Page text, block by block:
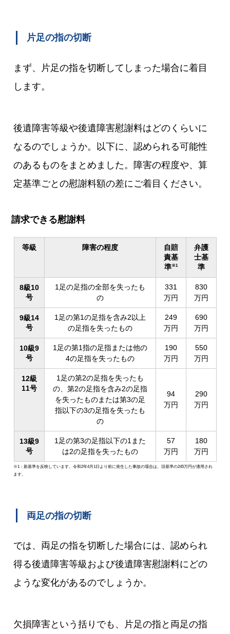
片足の指の切断
まず、片足の指を切断してしまった場合に着目
します。
後遺障害等級や後遺障害慰謝料はどのくらいに
なるのでしょうか。以下に、認められる可能性
のあるものをまとめました。障害の程度や、算
定基準ごとの慰謝料額の差にご着目ください。
請求できる慰謝料
等級 障害の程度
自賠
責基
準※1
弁護
士基
準
8級10
号
1足の足指の全部を失ったも
の
331
万円
830
万円
9級14
号
1足の第1の足指を含み2以上
の足指を失ったもの
249
万円
690
万円
10級9
号
1足の第1指の足指または他の
4の足指を失ったもの
190
万円
550
万円
12級
11号
1足の第2の足指を失ったも
の、第2の足指を含み2の足指
を失ったものまたは第3の足
指以下の3の足指を失ったも
の
94
万円
290
万円
13級9
号
1足の第3の足指以下の1また
は2の足指を失ったもの
57
万円
180
万円
※1：新基準を反映しています。令和2年4月1日より前に発生した事故の場合は、旧基準の245万円が適用され
ます。
両足の指の切断
では、両足の指を切断した場合には、認められ
得る後遺障害等級および後遺障害慰謝料にどの
ような変化があるのでしょうか。
欠損障害という括りでも、片足の指と両足の指